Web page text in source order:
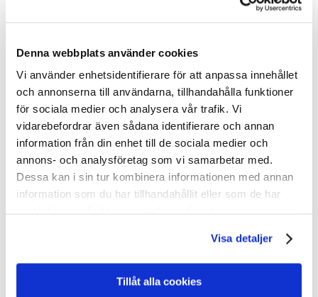
Denna webbplats använder cookies
Vi använder enhetsidentifierare för att anpassa innehållet
och annonserna till användarna, tillhandahålla funktioner
för sociala medier och analysera vår trafik. Vi
vidarebefordrar även sådana identifierare och annan
information från din enhet till de sociala medier och
annons- och analysföretag som vi samarbetar med.
Dessa kan i sin tur kombinera informationen med annan
information som du har tillhandahållit eller som de har
Visa detaljer
Tillåt alla cookies
Resor: Vintage
Resor: Nutida
Propaganda: VintageNew
Träkort: Resor vintage
Träkort: Mumin & Tove
I hemmet
För kök & hem
Böcker
Kalendrar
Brickor & Serveringsfat
Kylskåpsmagneter & Nyckelringar
Glasunderlägg & Muggar
Memoryspel